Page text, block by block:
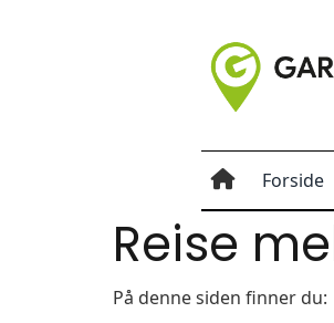
Forside
Reise
På denne siden finner du: